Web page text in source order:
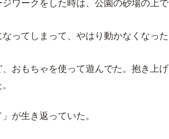
ワークをした時は、公園の砂場の上で
ってしまって、やはり動かなくなった
おもちゃを使って遊んでた。抱き上げ
が生き返っていた。